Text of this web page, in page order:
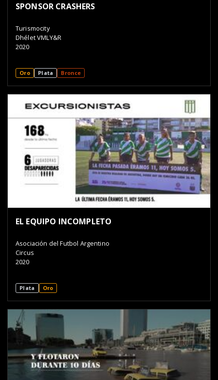
SPONSOR CRASHERS
Turismocity
Dhélet VMLY&R
2020
Oro Plata Bronce
EL EQUIPO INCOMPLETO
Asociación del Futbol Argentino
Circus
2020
Plata Oro